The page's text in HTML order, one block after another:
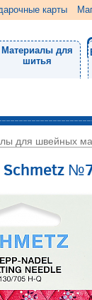
карты
Материалы для
шитья
для швейных